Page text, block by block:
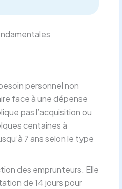
personnel non
face à une dépense
pas l’acquisition ou
centaines à
7 ans selon le type
des emprunteurs. Elle
de 14 jours pour